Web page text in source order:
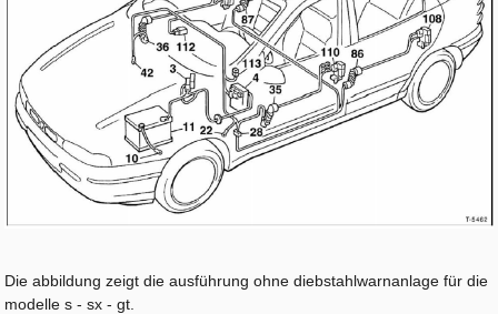
Die abbildung zeigt die ausführung ohne diebstahlwarnanlage für die
modelle s - sx - gt.